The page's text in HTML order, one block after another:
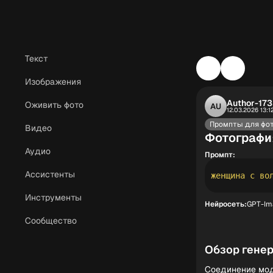
Текст
Изображения
Оживить фото
Видео
Аудио
Ассистенты
Инструменты
Сообщество
AU Author-
12.03.2026
Промпты для
Промпт:
Нейросеть:GPT-
Обзор
Соединение